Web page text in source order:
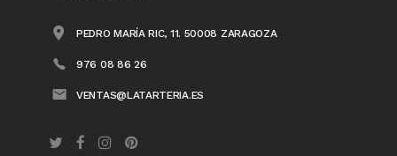
PEDRO MARÍA RIC, 11. 50008 ZARAGOZA
976 08 86 26
VENTAS@LATARTERIA.ES